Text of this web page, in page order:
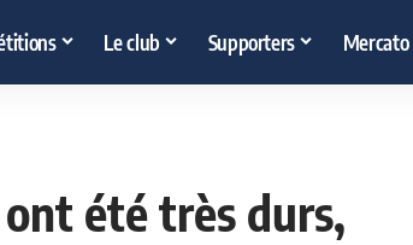
Le club Supporters Mercato
été très durs,